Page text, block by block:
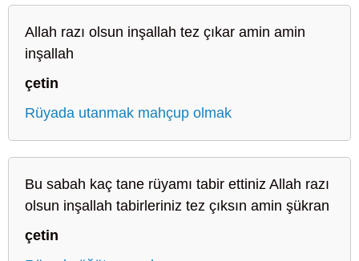
Allah razı olsun inşallah tez çıkar amin amin
inşallah
çetin
Rüyada utanmak mahçup olmak
Bu sabah kaç tane rüyamı tabir ettiniz Allah razı
olsun inşallah tabirleriniz tez çıksın amin şükran
çetin